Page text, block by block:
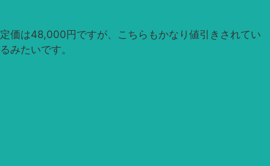
定価は48,000円ですが、こちらもかなり値引きされてい
るみたいです。